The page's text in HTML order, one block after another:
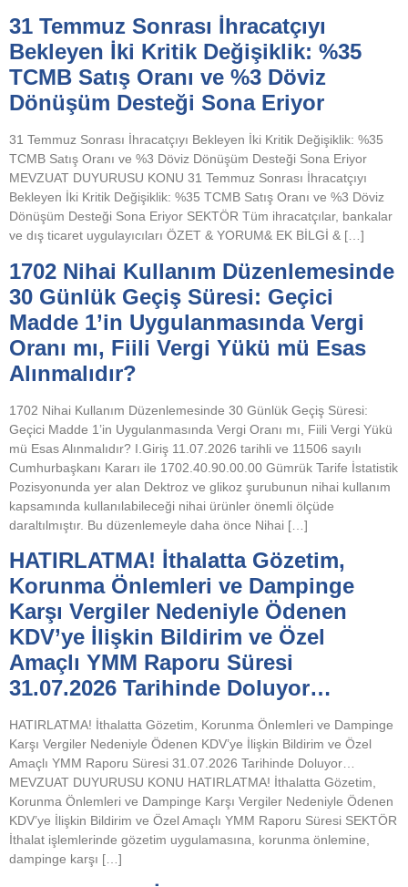
31 Temmuz Sonrası İhracatçıyı
Bekleyen İki Kritik Değişiklik: %35
TCMB Satış Oranı ve %3 Döviz
Dönüşüm Desteği Sona Eriyor
31 Temmuz Sonrası İhracatçıyı Bekleyen İki Kritik Değişiklik: %35
TCMB Satış Oranı ve %3 Döviz Dönüşüm Desteği Sona Eriyor
MEVZUAT DUYURUSU KONU 31 Temmuz Sonrası İhracatçıyı
Bekleyen İki Kritik Değişiklik: %35 TCMB Satış Oranı ve %3 Döviz
Dönüşüm Desteği Sona Eriyor SEKTÖR Tüm ihracatçılar, bankalar
ve dış ticaret uygulayıcıları ÖZET & YORUM& EK BİLGİ & […]
1702 Nihai Kullanım Düzenlemesinde
30 Günlük Geçiş Süresi: Geçici
Madde 1’in Uygulanmasında Vergi
Oranı mı, Fiili Vergi Yükü mü Esas
Alınmalıdır?
1702 Nihai Kullanım Düzenlemesinde 30 Günlük Geçiş Süresi:
Geçici Madde 1’in Uygulanmasında Vergi Oranı mı, Fiili Vergi Yükü
mü Esas Alınmalıdır? I.Giriş 11.07.2026 tarihli ve 11506 sayılı
Cumhurbaşkanı Kararı ile 1702.40.90.00.00 Gümrük Tarife İstatistik
Pozisyonunda yer alan Dektroz ve glikoz şurubunun nihai kullanım
kapsamında kullanılabileceği nihai ürünler önemli ölçüde
daraltılmıştır. Bu düzenlemeyle daha önce Nihai […]
HATIRLATMA! İthalatta Gözetim,
Korunma Önlemleri ve Dampinge
Karşı Vergiler Nedeniyle Ödenen
KDV’ye İlişkin Bildirim ve Özel
Amaçlı YMM Raporu Süresi
31.07.2026 Tarihinde Doluyor…
HATIRLATMA! İthalatta Gözetim, Korunma Önlemleri ve Dampinge
Karşı Vergiler Nedeniyle Ödenen KDV’ye İlişkin Bildirim ve Özel
Amaçlı YMM Raporu Süresi 31.07.2026 Tarihinde Doluyor…
MEVZUAT DUYURUSU KONU HATIRLATMA! İthalatta Gözetim,
Korunma Önlemleri ve Dampinge Karşı Vergiler Nedeniyle Ödenen
KDV’ye İlişkin Bildirim ve Özel Amaçlı YMM Raporu Süresi SEKTÖR
İthalat işlemlerinde gözetim uygulamasına, korunma önlemine,
dampinge karşı […]